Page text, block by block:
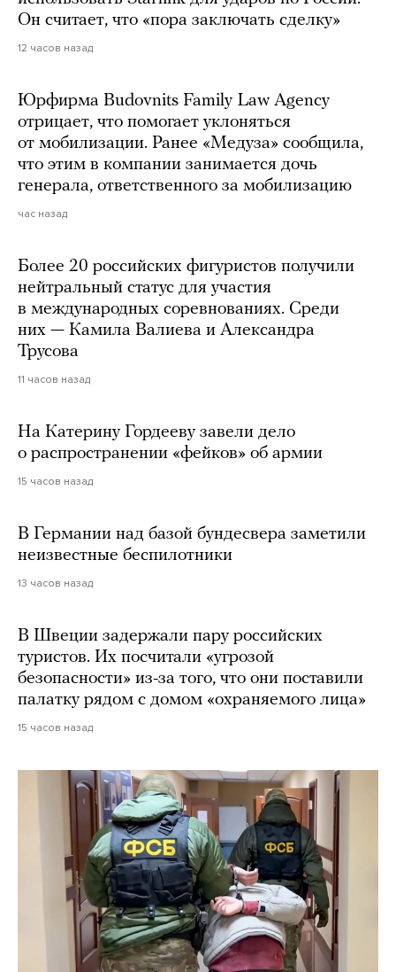
Он считает, что «пора заключать сделку»
12 часов назад
Юрфирма Budovnits Family Law Agency
отрицает, что помогает уклоняться
от мобилизации. Ранее «Медуза» сообщила,
что этим в компании занимается дочь
генерала, ответственного за мобилизацию
час назад
Более 20 российских фигуристов получили
нейтральный статус для участия
в международных соревнованиях. Среди
них — Камила Валиева и Александра
Трусова
11 часов назад
На Катерину Гордееву завели дело
о распространении «фейков» об армии
15 часов назад
В Германии над базой бундесвера заметили
неизвестные беспилотники
13 часов назад
В Швеции задержали пару российских
туристов. Их посчитали «угрозой
безопасности» из-за того, что они поставили
палатку рядом с домом «охраняемого лица»
15 часов назад